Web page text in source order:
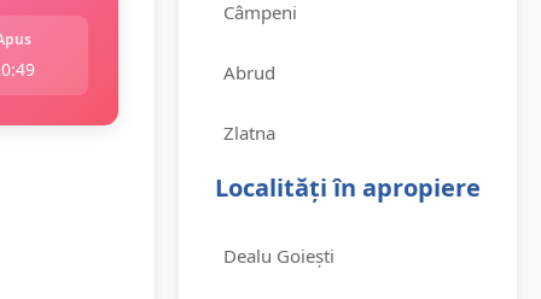
Câmpeni
Abrud
Zlatna
Localități în apropiere
Dealu Goiești